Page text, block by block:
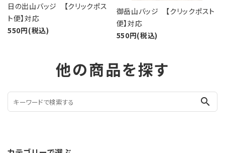
日の出山バッジ 【クリックポス
ト便】対応
550円(税込)
御岳山バッジ 【クリックポスト
便】対応
550円(税込)
他の商品を探す
search